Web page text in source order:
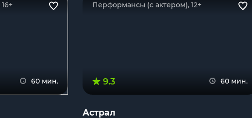
60 мин.
Перформансы (с актером), 12+
9.3 60 мин.
Астрал